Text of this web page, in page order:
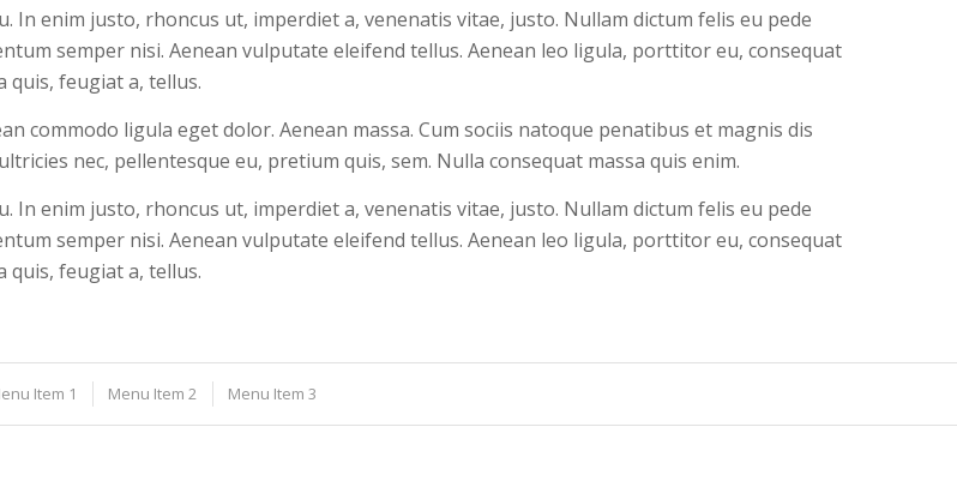
In enim justo, rhoncus ut, imperdiet a, venenatis vitae, justo. Nullam dictum felis eu pede
semper nisi. Aenean vulputate eleifend tellus. Aenean leo ligula, porttitor eu, consequat
quis, feugiat a, tellus.
commodo ligula eget dolor. Aenean massa. Cum sociis natoque penatibus et magnis dis
nec, pellentesque eu, pretium quis, sem. Nulla consequat massa quis enim.
In enim justo, rhoncus ut, imperdiet a, venenatis vitae, justo. Nullam dictum felis eu pede
semper nisi. Aenean vulputate eleifend tellus. Aenean leo ligula, porttitor eu, consequat
quis, feugiat a, tellus.
Item 1 Menu Item 2 Menu Item 3